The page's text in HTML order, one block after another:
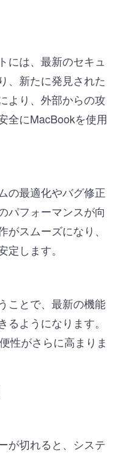
には、最新のセキュ
、新たに発見された
より、外部からの攻
全にMacBookを使用
の最適化やバグ修正
パフォーマンスが向
がスムーズになり、
します。
ことで、最新の機能
ようになります。
性がさらに高まりま
が切れると、システ